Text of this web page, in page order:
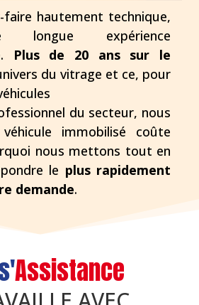
faire hautement technique,
longue expérience
Plus de 20 ans sur le
du vitrage et ce, pour
du secteur, nous
immobilisé coûte
nous mettons tout en
le plus rapidement
demande.
Assistance